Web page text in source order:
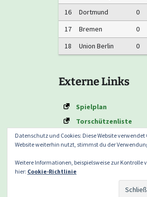
16
Dortmund 0
17
Bremen 0
18
Union Berlin 0
Externe Links
Spielplan
Torschützenliste
Formtabelle
Datenschutzerklärung nach DSGVO
Mit
Datenschutz und Cookies: Diese Website verwendet
Website weiterhin nutzt, stimmst du der
Weitere Informationen, beispielsweise zur Kontrolle
hier: Cookie-Richtlinie